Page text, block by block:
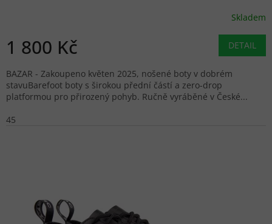
Skladem
1 800 Kč DETAIL
BAZAR - Zakoupeno květen 2025, nošené boty v dobrém
stavuBarefoot boty s širokou přední částí a zero-drop
platformou pro přirozený pohyb. Ručně vyráběné v České...
45